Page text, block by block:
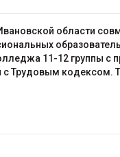
области
11-12 группы с
с Трудовым